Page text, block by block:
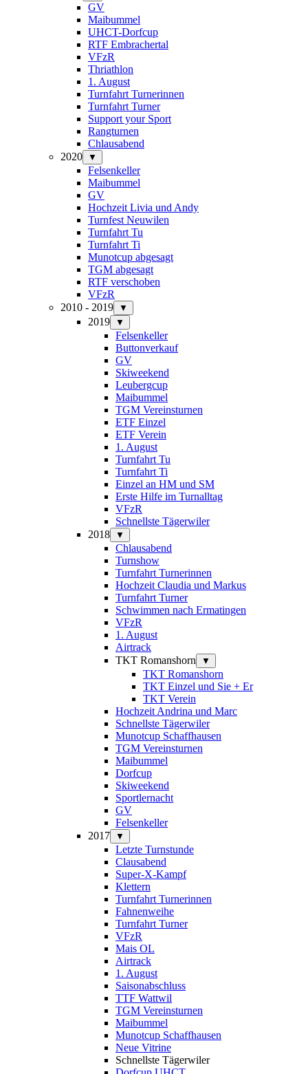
GV
Maibummel
UHCT-Dorfcup
RTF Embrachertal
VFzR
Thriathlon
1. August
Turnfahrt Turnerinnen
Turnfahrt Turner
Support your Sport
Rangturnen
Chlausabend
2020
▼
Felsenkeller
Maibummel
GV
Hochzeit Livia und Andy
Turnfest Neuwilen
Turnfahrt Tu
Turnfahrt Ti
Munotcup abgesagt
TGM abgesagt
RTF verschoben
VFzR
2010 - 2019
▼
2019 ▼
Felsenkeller
Buttonverkauf
GV
Skiweekend
Leubergcup
Maibummel
TGM Vereinsturnen
ETF Einzel
ETF Verein
1. August
Turnfahrt Tu
Turnfahrt Ti
Einzel an HM und SM
Erste Hilfe im Turnalltag
VFzR
Schnellste Tägerwiler
2018
▼
Chlausabend
Turnshow
Turnfahrt Turnerinnen
Hochzeit Claudia und Markus
Turnfahrt Turner
Schwimmen nach Ermatingen
VFzR
1. August
Airtrack
TKT Romanshorn
▼
TKT Romanshorn
TKT Einzel und Sie + Er
TKT Verein
Hochzeit Andrina und Marc
Schnellste Tägerwiler
Munotcup Schaffhausen
TGM Vereinsturnen
Maibummel
Dorfcup
Skiweekend
Sportlernacht
GV
Felsenkeller
2017
▼
Letzte Turnstunde
Clausabend
Super-X-Kampf
Klettern
Turnfahrt Turnerinnen
Fahnenweihe
Turnfahrt Turner
VFzR
Mais OL
Airtrack
1. August
Saisonabschluss
TTF Wattwil
TGM Vereinsturnen
Maibummel
Munotcup Schaffhausen
Neue Vitrine
Schnellste Tägerwiler